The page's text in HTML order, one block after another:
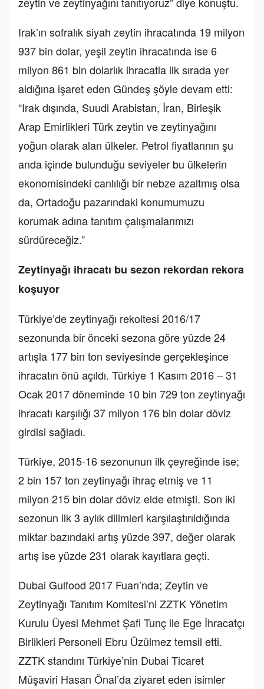
Irak’ın sofralık siyah zeytin ihracatında 19 milyon
937 bin dolar, yeşil zeytin ihracatında ise 6
milyon 861 bin dolarlık ihracatla ilk sırada yer
aldığına işaret eden Gündeş şöyle devam etti:
“Irak dışında, Suudi Arabistan, İran, Birleşik
Arap Emirlikleri Türk zeytin ve zeytinyağını
yoğun olarak alan ülkeler. Petrol fiyatlarının şu
anda içinde bulunduğu seviyeler bu ülkelerin
ekonomisindeki canlılığı bir nebze azaltmış olsa
da, Ortadoğu pazarındaki konumumuzu
korumak adına tanıtım çalışmalarımızı
sürdüreceğiz.”
Zeytinyağı ihracatı bu sezon rekordan rekora
koşuyor
Türkiye’de zeytinyağı rekoltesi 2016/17
sezonunda bir önceki sezona göre yüzde 24
artışla 177 bin ton seviyesinde gerçekleşince
ihracatın önü açıldı. Türkiye 1 Kasım 2016 – 31
Ocak 2017 döneminde 10 bin 729 ton zeytinyağı
ihracatı karşılığı 37 milyon 176 bin dolar döviz
girdisi sağladı.
Türkiye, 2015-16 sezonunun ilk çeyreğinde ise;
2 bin 157 ton zeytinyağı ihraç etmiş ve 11
milyon 215 bin dolar döviz elde etmişti. Son iki
sezonun ilk 3 aylık dilimleri karşılaştırıldığında
miktar bazındaki artış yüzde 397, değer olarak
artış ise yüzde 231 olarak kayıtlara geçti.
Dubai Gulfood 2017 Fuarı’nda; Zeytin ve
Zeytinyağı Tanıtım Komitesi’ni ZZTK Yönetim
Kurulu Üyesi Mehmet Şafi Tunç ile Ege İhracatçı
Birlikleri Personeli Ebru Üzülmez temsil etti.
ZZTK standını Türkiye’nin Dubai Ticaret
Müşaviri Hasan Önal’da ziyaret eden isimler